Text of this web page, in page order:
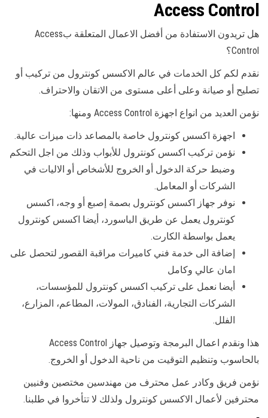
Access Control
هل تريدون الاستفادة من أفضل الاعمال المتعلقة بAccess
Control؟
نقدم لكم كل الخدمات في عالم الاكسس كونترول من تركيب أو
تصليح أو صيانة وعلى أعلى مستوى من الاتقان والاحتراف.
نؤمن العديد من انواع اجهزة Access Control ومنها:
اجهزة اكسس كونترول خاصة بالمصاعد ذات ميزات عالية.
نؤمن تركيب اكسس كونترول للأبواب وذلك من اجل التحكم
وضبط حركة الدخول أو الخروج للأشخاص أو الاليات في
الشركات أو المعامل.
نوفر جهاز اكسس كونترول بصمة إصبع أو وجه، اكسس
كونترول يعمل عن طريق الباسورد، أيضا اكسس كونترول
يعمل بواسطة الكارت.
إضافة الى خدمة فني كاميرات مراقبة القصور لتحصل على
امان عالي وكامل
أيضا نعمل على تركيب اكسس كونترول للمؤسسات،
الشركات التجارية، الفنادق، المولات، المطاعم، المزارع،
الفلل.
هذا ونقدم اعمال البرمجة وتوصيل جهاز Access Control
بالحاسوب وتنظيم التوقيت من ناحية الدخول أو الخروج.
نؤمن فريق وكادر عمل محترف من مهندسين مختصين وفنيين
محترفين لأعمال الاكسس كونترول ولذلك لا تتأخروا في طلبنا.